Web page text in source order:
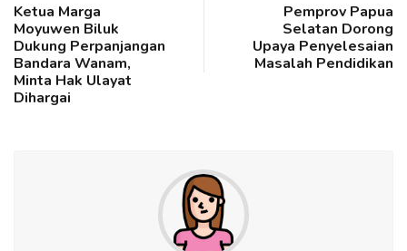
Ketua Marga
Moyuwen Biluk
Dukung Perpanjangan
Bandara Wanam,
Minta Hak Ulayat
Dihargai
Pemprov Papua
Selatan Dorong
Upaya Penyelesaian
Masalah Pendidikan